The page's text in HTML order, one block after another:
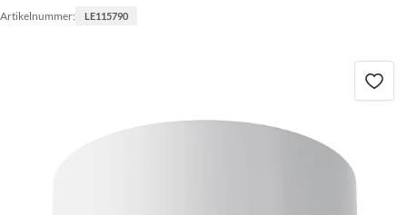
Artikelnummer: LE115790